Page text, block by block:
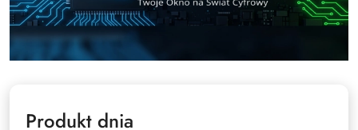
Produkt dnia